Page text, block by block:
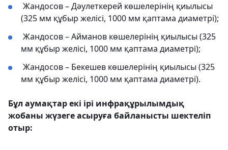
Жандосов – Дәулеткерей көшелерінің қиылысы
(325 мм құбыр желісі, 1000 мм қаптама диаметрі);
Жандосов – Айманов көшелерінің қиылысы (325
мм құбыр желісі, 1000 мм қаптама диаметрі);
Жандосов – Бекешев көшелерінің қиылысы (325
мм құбыр желісі, 1000 мм қаптама диаметрі).
Бұл аумақтар екі ірі инфрақұрылымдық
жобаны жүзеге асыруға байланысты шектеліп
отыр: